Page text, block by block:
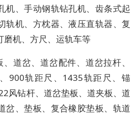
机、手动钢轨钻孔机、齿条式起
轨机、方枕器、液压直轨器、复
磨机、方尺、运轨车等
道岔、道岔配件、道岔拉杆、
900轨距尺、1435轨距尺、锚
风钻杆、道岔垫板、道夹板、道
岔、垫板、复合橡胶垫板、轨道